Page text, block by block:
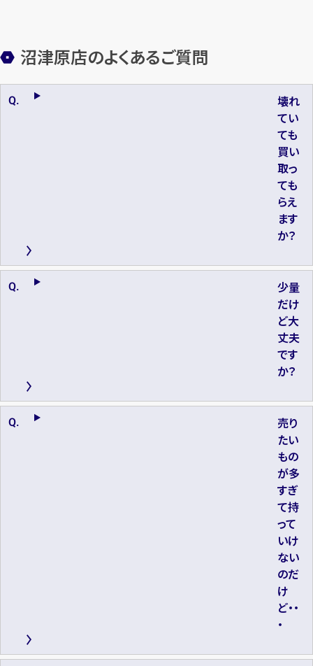
沼津原店のよくあるご質問
壊れ
てい
ても
買い
取っ
ても
らえ
ます
か？
少量
だけ
ど大
丈夫
です
か？
売り
たい
もの
が多
すぎ
て持
って
いけ
ない
のだ
け
ど・・
・